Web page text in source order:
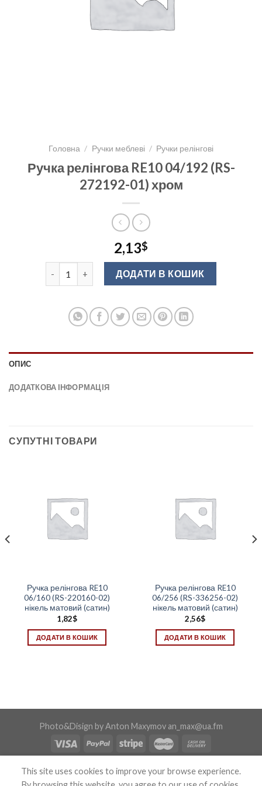
Головна / Ручки меблеві / Ручки релінгові
Ручка релінгова RE10 04/192 (RS-
272192-01) хром
2,13$
Ручка релінгова RE10 04/192 (RS-272192-01) хром
ДОДАТИ В КОШИК
ОПИС
ДОДАТКОВА ІНФОРМАЦІЯ
СУПУТНІ ТОВАРИ
Ручка релінгова RE10
06/160 (RS-220160-02)
нікель матовий (сатин)
1,82$
ДОДАТИ В КОШИК
Ручка релінгова RE10
06/256 (RS-336256-02)
нікель матовий (сатин)
2,56$
ДОДАТИ В КОШИК
Photo&Disign by Anton Maxymov an_max@ua.fm
This site uses cookies to improve your browse experience.